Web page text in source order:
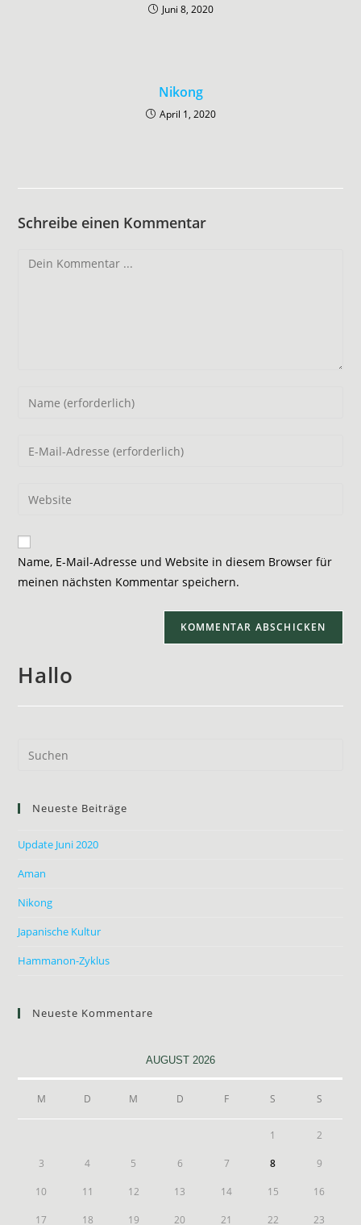
Juni 8, 2020
Nikong
April 1, 2020
Schreibe einen Kommentar
Name, E-Mail-Adresse und Website in diesem Browser für
meinen nächsten Kommentar speichern.
Hallo
Neueste Beiträge
Update Juni 2020
Aman
Nikong
Japanische Kultur
Hammanon-Zyklus
Neueste Kommentare
AUGUST 2026
M D M D F S S
1 2
3 4 5 6 7 8 9
10 11 12 13 14 15 16
17 18 19 20 21 22 23